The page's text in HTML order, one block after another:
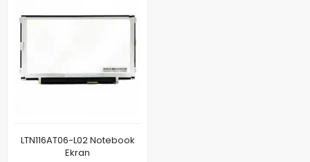
LTN116AT06-L02 Notebook
Ekran